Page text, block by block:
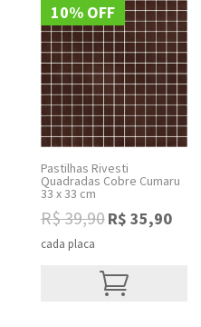
10% OFF
Pastilhas Rivesti
Quadradas Cobre Cumaru
33 x 33 cm
R$39,90 Original
R$ 39,90.
R$ 35,90Current
cada placa